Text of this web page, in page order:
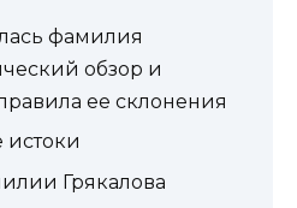
фамилия
обзор и
ее склонения
истоки
Грякалова